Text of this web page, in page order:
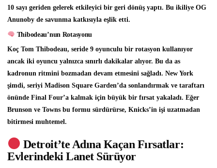
10 sayı geriden gelerek etkileyici bir geri dönüş yaptı. Bu ikiliye OG
Anunoby de savunma katkısıyla eşlik etti.
Thibodeau’nun Rotasyonu
Koç Tom Thibodeau, seride 9 oyunculu bir rotasyon kullanıyor
ancak iki oyuncu yalnızca sınırlı dakikalar alıyor. Bu da as
kadronun ritmini bozmadan devam etmesini sağladı. New York
şimdi, seriyi Madison Square Garden’da sonlandırmak ve taraftarı
önünde Final Four’a kalmak için büyük bir fırsat yakaladı. Eğer
Brunson ve Towns bu formu sürdürürse, Knicks’in işi uzatmadan
bitirmesi muhtemel.
Detroit’te Adına Kaçan Fırsatlar:
Evlerindeki Lanet Sürüyor